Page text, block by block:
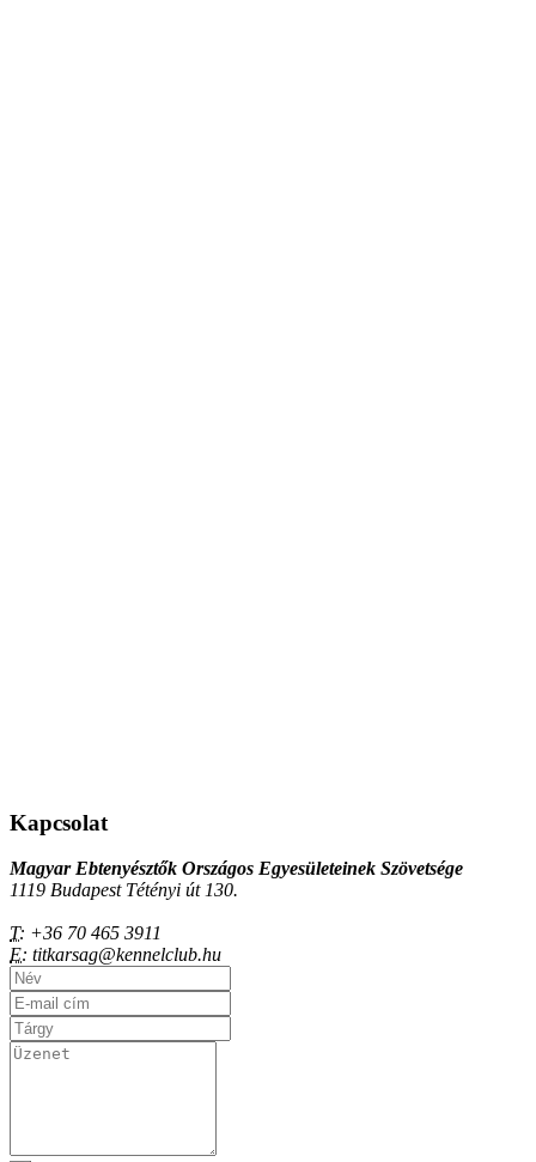
Kapcsolat
Magyar Ebtenyésztők Országos Egyesületeinek Szövetsége
1119 Budapest Tétényi út 130.
T: +36 70 465 3911
E: titkarsag@kennelclub.hu